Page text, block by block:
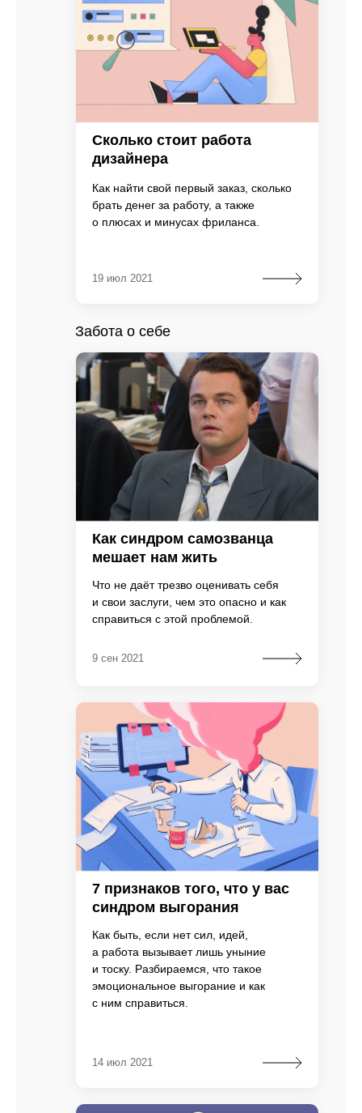
Сколько стоит работа
дизайнера
Как найти свой первый заказ, сколько
брать денег за работу, а также
о плюсах и минусах фриланса.
19 июл 2021
Как синдром самозванца
мешает нам жить
Что не даёт трезво оценивать себя
и свои заслуги, чем это опасно и как
справиться с этой проблемой.
9 сен 2021
7 признаков того, что у вас
синдром выгорания
Как быть, если нет сил, идей,
а работа вызывает лишь уныние
и тоску. Разбираемся, что такое
эмоциональное выгорание и как
с ним справиться.
14 июл 2021
Забота о себе